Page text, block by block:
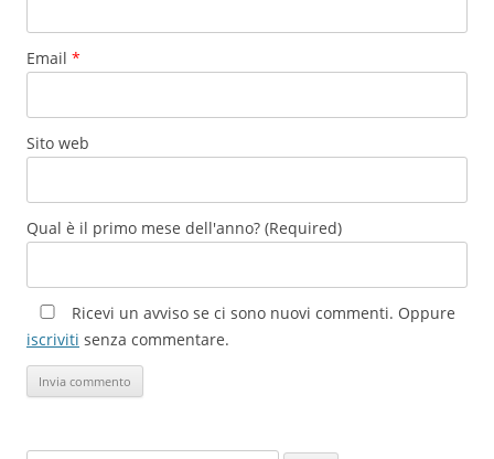
Email *
Sito web
Qual è il primo mese dell'anno? (Required)
Ricevi un avviso se ci sono nuovi commenti. Oppure
iscriviti senza commentare.